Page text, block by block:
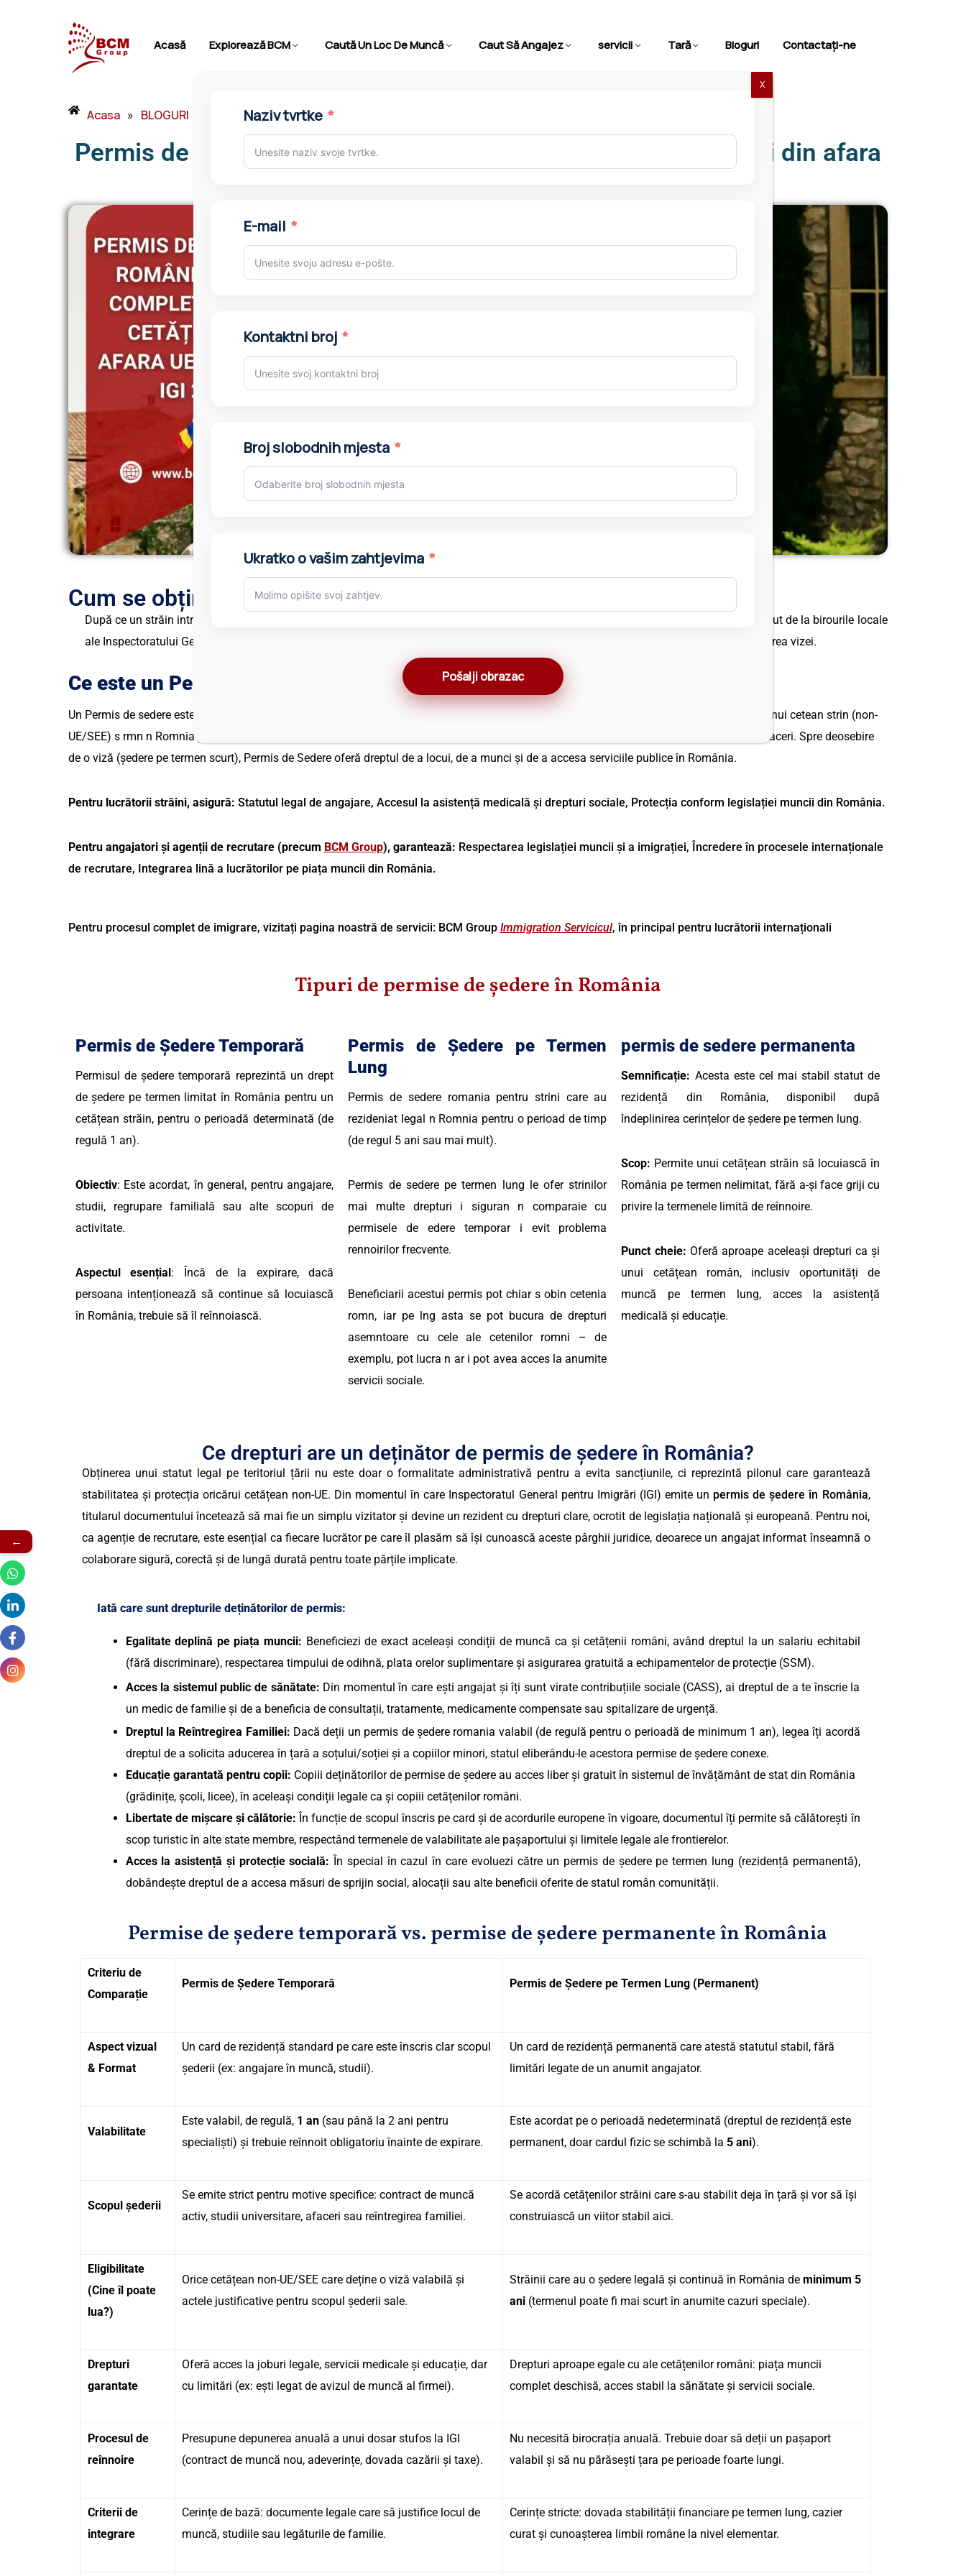
Acasă Explorează BCM Caută Un Loc De Muncă Caut Să Angajez servicii Tară Bloguri Contactaţi-ne
Acasa » BLOGURI Permis de Sedere în România – Ghid complet pentru cetățenii din afara UE
Permis de Sedere în România – Ghid complet pentru cetățenii din afara
UE conform IGI 2026
Cum se obține un permis de ședere în România?
După ce un străin intră în România cu viză, acesta trebuie să obțină un permis de ședere pentru a locui legal acolo. Acesta poate fi obținut de la birourile locale
ale Inspectoratului General pentru Imigrări. Pentru aceasta, trebuie să trimită anumite documente cu cel puțin 30 de zile înainte de expirarea vizei.
Ce este un Permis de Ședere în România?
Un Permis de sedere este un document care poate fi obinut n mod legal prin intermediul autoritilor romne de ctre imigrani.Acesta i permite unui cetean strin (non-
UE/SEE) s rmn n Romnia pentru o perioad de peste 90 de zile.Este obligatoriu dac dorii s lucrai, s studiai, s v reunii cu familia sau s facei afaceri. Spre deosebire
de o viză (ședere pe termen scurt), Permis de Sedere oferă dreptul de a locui, de a munci și de a accesa serviciile publice în România.
Pentru lucrătorii străini, asigură: Statutul legal de angajare, Accesul la asistență medicală și drepturi sociale, Protecția conform legislației muncii din România.
Pentru angajatori și agenții de recrutare (precum BCM Group), garantează: Respectarea legislației muncii și a imigrației, Încredere în procesele internaționale
de recrutare, Integrarea lină a lucrătorilor pe piața muncii din România.
Pentru procesul complet de imigrare, vizitați pagina noastră de servicii: BCM Group Immigration Servicicul, în principal pentru lucrătorii internaționali
Tipuri de permise de ședere în România
Permis de Ședere Temporară
Permisul de ședere temporară reprezintă un drept
de ședere pe termen limitat în România pentru un
cetățean străin, pentru o perioadă determinată (de
regulă 1 an).
Obiectiv: Este acordat, în general, pentru angajare,
studii, regrupare familială sau alte scopuri de
activitate.
Aspectul esențial: Încă de la expirare, dacă
persoana intenționează să continue să locuiască
în România, trebuie să îl reînnoiască.
Permis de Ședere pe Termen
Lung
Permis de sedere romania pentru strini care au
rezideniat legal n Romnia pentru o perioad de timp
(de regul 5 ani sau mai mult).
Permis de sedere pe termen lung le ofer strinilor
mai multe drepturi i siguran n comparaie cu
permisele de edere temporar i evit problema
rennoirilor frecvente.
Beneficiarii acestui permis pot chiar s obin cetenia
romn, iar pe lng asta se pot bucura de drepturi
asemntoare cu cele ale cetenilor romni – de
exemplu, pot lucra n ar i pot avea acces la anumite
servicii sociale.
permis de sedere permanenta
Semnificație: Acesta este cel mai stabil statut de
rezidență din România, disponibil după
îndeplinirea cerințelor de ședere pe termen lung.
Scop: Permite unui cetățean străin să locuiască în
România pe termen nelimitat, fără a-și face griji cu
privire la termenele limită de reînnoire.
Punct cheie: Oferă aproape aceleași drepturi ca și
unui cetățean român, inclusiv oportunități de
muncă pe termen lung, acces la asistență
medicală și educație.
Ce drepturi are un deținător de permis de ședere în România?
Obținerea unui statut legal pe teritoriul țării nu este doar o formalitate administrativă pentru a evita sancțiunile, ci reprezintă pilonul care garantează
stabilitatea și protecția oricărui cetățean non-UE. Din momentul în care Inspectoratul General pentru Imigrări (IGI) emite un permis de ședere în România,
titularul documentului încetează să mai fie un simplu vizitator și devine un rezident cu drepturi clare, ocrotit de legislația națională și europeană. Pentru noi,
ca agenție de recrutare, este esențial ca fiecare lucrător pe care îl plasăm să își cunoască aceste pârghii juridice, deoarece un angajat informat înseamnă o
colaborare sigură, corectă și de lungă durată pentru toate părțile implicate.
Iată care sunt drepturile deținătorilor de permis:
Egalitate deplină pe piața muncii: Beneficiezi de exact aceleași condiții de muncă ca și cetățenii români, având dreptul la un salariu echitabil
(fără discriminare), respectarea timpului de odihnă, plata orelor suplimentare și asigurarea gratuită a echipamentelor de protecție (SSM).
Acces la sistemul public de sănătate: Din momentul în care ești angajat și îți sunt virate contribuțiile sociale (CASS), ai dreptul de a te înscrie la
un medic de familie și de a beneficia de consultații, tratamente, medicamente compensate sau spitalizare de urgență.
Dreptul la Reîntregirea Familiei: Dacă deții un permis de ședere romania valabil (de regulă pentru o perioadă de minimum 1 an), legea îți acordă
dreptul de a solicita aducerea în țară a soțului/soției și a copiilor minori, statul eliberându-le acestora permise de ședere conexe.
Educație garantată pentru copii: Copiii deținătorilor de permise de ședere au acces liber și gratuit în sistemul de învățământ de stat din România
(grădinițe, școli, licee), în aceleași condiții legale ca și copiii cetățenilor români.
Libertate de mișcare și călătorie: În funcție de scopul înscris pe card și de acordurile europene în vigoare, documentul îți permite să călătorești în
scop turistic în alte state membre, respectând termenele de valabilitate ale pașaportului și limitele legale ale frontierelor.
Acces la asistență și protecție socială: În special în cazul în care evoluezi către un permis de ședere pe termen lung (rezidență permanentă),
dobândește dreptul de a accesa măsuri de sprijin social, alocații sau alte beneficii oferite de statul român comunității.
Permise de ședere temporară vs. permise de ședere permanente în România
Criteriu de
Comparație
Permis de Ședere Temporară Permis de Ședere pe Termen Lung (Permanent)
Aspect vizual
& Format
Un card de rezidență standard pe care este înscris clar scopul
șederii (ex: angajare în muncă, studii).
Un card de rezidență permanentă care atestă statutul stabil, fără
limitări legate de un anumit angajator.
Valabilitate
Este valabil, de regulă, 1 an(sau până la 2 ani pentru
specialiști) și trebuie reînnoit obligatoriu înainte de expirare.
Este acordat pe o perioadă nedeterminată (dreptul de rezidență este
permanent, doar cardul fizic se schimbă la 5 ani).
Scopul șederii
Se emite strict pentru motive specifice: contract de muncă
activ, studii universitare, afaceri sau reîntregirea familiei.
Se acordă cetățenilor străini care s-au stabilit deja în țară și vor să își
construiască un viitor stabil aici.
Eligibilitate
(Cine îl poate
lua?)
Orice cetățean non-UE/SEE care deține o viză valabilă și
actele justificative pentru scopul șederii sale.
Străinii care au o ședere legală și continuă în România de minimum 5
ani(termenul poate fi mai scurt în anumite cazuri speciale).
Drepturi
garantate
Oferă acces la joburi legale, servicii medicale și educație, dar
cu limitări (ex: ești legat de avizul de muncă al firmei).
Drepturi aproape egale cu ale cetățenilor români: piața muncii
complet deschisă, acces stabil la sănătate și servicii sociale.
Procesul de
reînnoire
Presupune depunerea anuală a unui dosar stufos la IGI
(contract de muncă nou, adeverințe, dovada cazării și taxe).
Nu necesită birocrația anuală. Trebuie doar să deții un pașaport
valabil și să nu părăsești țara pe perioade foarte lungi.
Criterii de
integrare
Cerințe de bază: documente legale care să justifice locul de
muncă, studiile sau legăturile de familie.
Cerințe stricte: dovada stabilității financiare pe termen lung, cazier
curat și cunoașterea limbii române la nivel elementar.
Numele companiei
E-mail
Număr de contact
Numărul de locuri vacante
Pe scurt, despre cerințele dumneavoastră
Trimiteți formularul
X
←